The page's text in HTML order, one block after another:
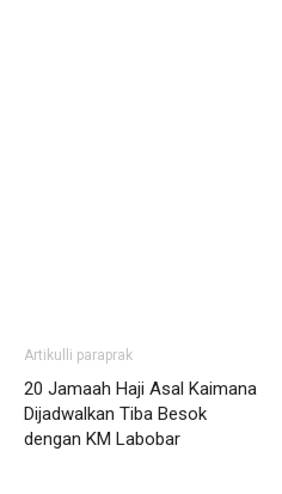
Artikulli paraprak
20 Jamaah Haji Asal Kaimana
Dijadwalkan Tiba Besok
dengan KM Labobar